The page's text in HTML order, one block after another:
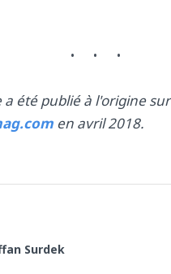
a été publié à l'origine sur
en avril 2018.
Surdek